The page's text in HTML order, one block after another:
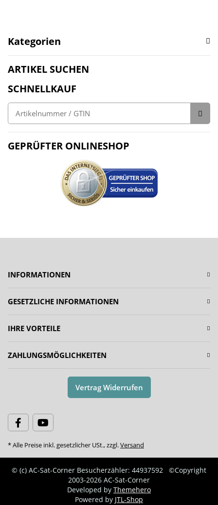
Kategorien
ARTIKEL SUCHEN
SCHNELLKAUF
GEPRÜFTER ONLINESHOP
INFORMATIONEN
GESETZLICHE INFORMATIONEN
IHRE VORTEILE
ZAHLUNGSMÖGLICHKEITEN
Vertrag Widerrufen
* Alle Preise inkl. gesetzlicher USt., zzgl.Versand
© (c) AC-Sat-Corner Besucherzähler: 44937592
©Copyright
2003-2026 AC-Sat-Corner
Developed by Themehero
Powered by JTL-Shop